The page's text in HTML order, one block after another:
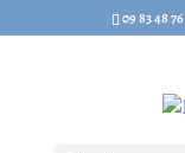
09 83 48